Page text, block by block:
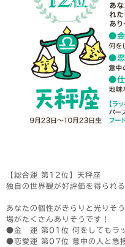
【総合運 第12位】天秤座
独自の世界観が好評価を得られる
あなたの個性がきらりと光りそ
場がたくさんありそうです！
●金 運 第01位 何をしてもラ
●恋愛運 第07位 意中の人と急